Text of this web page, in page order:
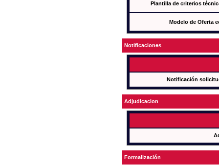
Plantilla de criterios
Modelo de Oferta
Notificaciones
Notificación
Adjudicacion
Formalización